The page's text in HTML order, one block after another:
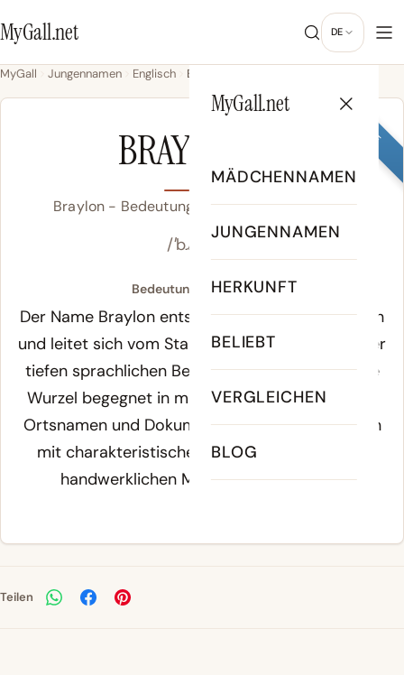
MyGall.net DE
MyGall.net
MÄDCHENNAMEN
JUNGENNAMEN
HERKUNFT
BELIEBT
VERGLEICHEN
BLOG
MyGall Jungennamen Englisch Braylon
JUNGE
BRAYLON
Braylon - Bedeutung, Herkunft & Beliebtheit
/ˈbɹeɪ.lən/
Bedeutung von Braylon:
Der Name Braylon entstammt dem Altenglischen
und leitet sich vom Stammbraylon
ab, was „einer
tiefen sprachlichen Bedeutung“ bedeutet. Diese
Wurzel begegnet in mittelalterlichen englischen
Ortsnamen und Dokumenten, die auf Siedlungen
mit charakteristischen geographischen oder
handwerklichen Merkmalen hinweisen.
Teilen